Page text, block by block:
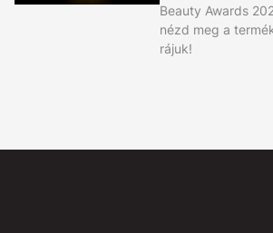
Beauty Awards
nézd meg a
rájuk!